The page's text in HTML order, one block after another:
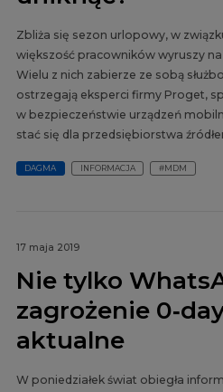
Zbliża się sezon urlopowy, w
większość pracowników wyruszy
Wielu z nich zabierze ze sobą
ostrzegają eksperci firmy Proget,
w bezpieczeństwie urządzeń
stać się dla przedsiębiorstwa
DAGMA INFORMACJA #MDM
17 maja 2019
Nie tylko
zagrożenie
aktualne
W poniedziałek świat obiegła